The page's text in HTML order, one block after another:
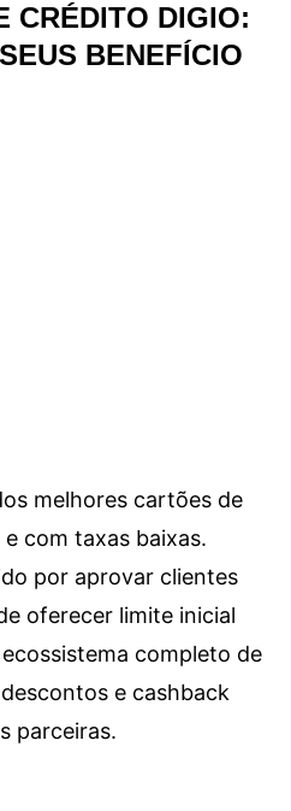
CRÉDITO DIGIO:
BENEFÍCIO
melhores cartões de
com taxas baixas.
por aprovar clientes
oferecer limite inicial
completo de
e cashback
parceiras.